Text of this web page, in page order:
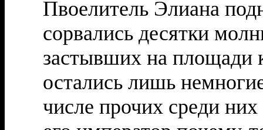
Пвоелитель Элиана
сорвались десятки
застывших на площади
остались лишь
числе прочих среди